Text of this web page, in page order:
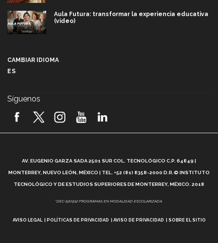
Aula Futura: transformar la experiencia educativa
(video)
2026! (video)
¿Cómo es el Modelo Educativo Tec? (video)
Vida Tec: Feminismo e Inteligencia Artificial, Paola
CAMBIAR IDIOMA
ES
Síguenos
AV. EUGENIO GARZA SADA 2501 SUR COL. TECNOLÓGICO C.P. 64849 |
MONTERREY, NUEVO LEÓN, MÉXICO | TEL. +52 (81) 8358-2000 D.R.© INSTITUTO
TECNOLÓGICO Y DE ESTUDIOS SUPERIORES DE MONTERREY, MÉXICO. 2018
*DEC-520912 PROGRAMAS EN MODALIDAD ESCOLARIZADA.
AVISO LEGAL POLÍTICAS DE PRIVACIDAD AVISO DE PRIVACIDAD SOBRE EL SITIO